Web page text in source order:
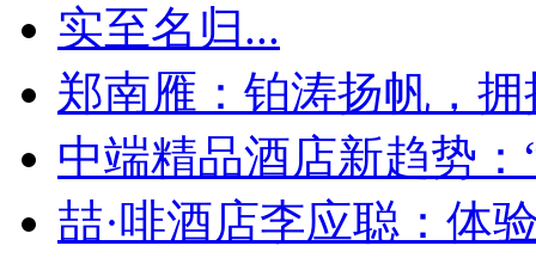
实至名归...
郑南雁：铂涛扬帆，
中端精品酒店新趋势：
喆·啡酒店李应聪：体